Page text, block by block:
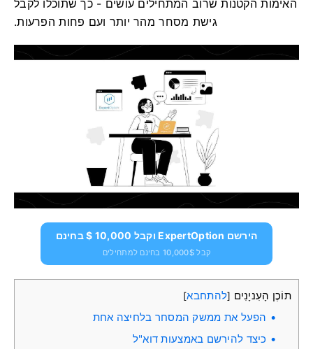
האימות הקטנות שרוב המתחילים עושים - כך שתוכלו לקבל
גישת מסחר מהר יותר ועם פחות הפרעות.
הירשם ExpertOption וקבל 10,000 $ בחינם
קבל 10,000$ בחינם למתחילים
תוֹכֶן הָעִניָנִים [להתחבא]
הפעל את ממשק המסחר בלחיצה אחת
כיצד להירשם באמצעות דוא"ל